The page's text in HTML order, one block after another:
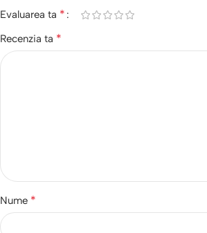
Evaluarea ta *
Recenzia ta *
Nume *